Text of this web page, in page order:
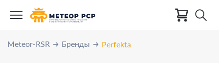
Meteor-RSR Бренды Perfekta